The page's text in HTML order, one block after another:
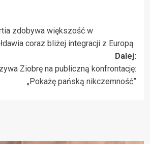
zdobywa większość w
coraz bliżej integracji z Europą
Dalej:
Ziobrę na publiczną konfrontację:
„Pokażę pańską nikczemność”